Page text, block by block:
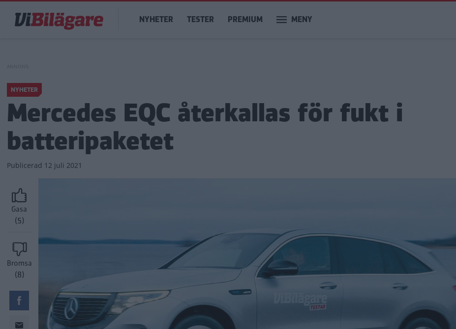
huvudinnehåll
Main
navigation
NYHETER TESTER PREMIUM MENY
NYHETER
Mercedes EQC återkallas för fukt i
batteripaketet
Publicerad 12 juli 2021
Gasa
(5)
Bromsa
(8)